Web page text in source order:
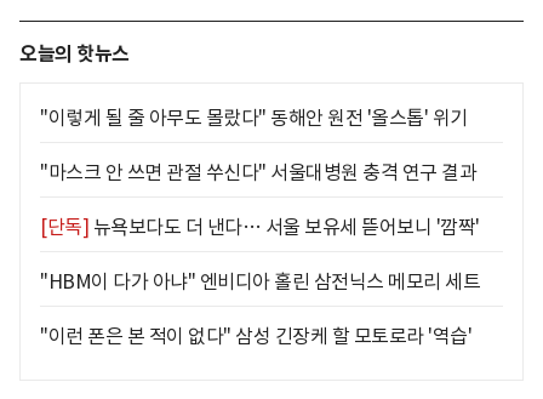
오늘의 핫뉴스
"이렇게 될 줄 아무도 몰랐다" 동해안 원전 '올스톱' 위기
"마스크 안 쓰면 관절 쑤신다" 서울대병원 충격 연구 결과
[단독] 뉴욕보다도 더 낸다… 서울 보유세 뜯어보니 '깜짝'
"HBM이 다가 아냐" 엔비디아 홀린 삼전닉스 메모리 세트
"이런 폰은 본 적이 없다" 삼성 긴장케 할 모토로라 '역습'